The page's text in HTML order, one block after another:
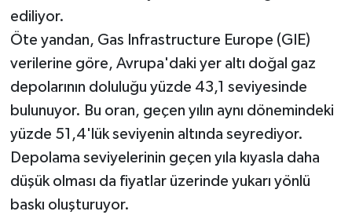
ediliyor.
Öte yandan, Gas Infrastructure Europe (GIE)
verilerine göre, Avrupa'daki yer altı doğal gaz
depolarının doluluğu yüzde 43,1 seviyesinde
bulunuyor. Bu oran, geçen yılın aynı dönemindeki
yüzde 51,4'lük seviyenin altında seyrediyor.
Depolama seviyelerinin geçen yıla kıyasla daha
düşük olması da fiyatlar üzerinde yukarı yönlü
baskı oluşturuyor. ​​​​​​​